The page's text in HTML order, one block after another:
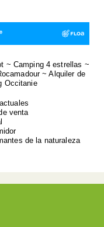
~ Camping 4 estrellas ~
~ Alquiler de
Occitanie
venta
de la naturaleza